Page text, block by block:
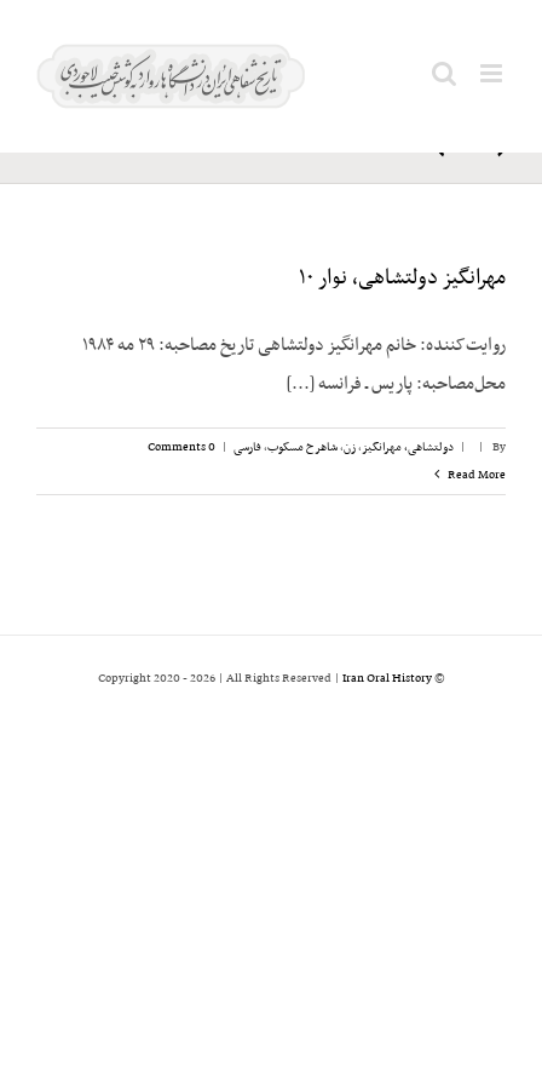
مهرانگیز
(۱۹۹۶)
مهرانگیز دولتشاهی، نوار ۱۰
روایت‌کننده: خانم مهرانگیز دولتشاهی تاریخ مصاحبه: ۲۹ مه ۱۹۸۴
محل‌مصاحبه: پاریس ـ فرانسه [...]
By
|
| دولتشاهی، مهرانگیز,زن,شاهرخ مسکوب,فارسی |
0 Comments
Read More
© Copyright 2020 -
2026 | All Rights Reserved | Iran Oral History